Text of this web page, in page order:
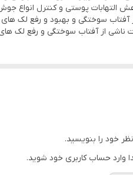
التهابات پوستی و کنترل
آفتاب سوختگی و بهبود و رفع لک
ناشی از آفتاب سوختگی و رفع لک
خود را بنویسید.
وارد حساب کاربری خود شوید.